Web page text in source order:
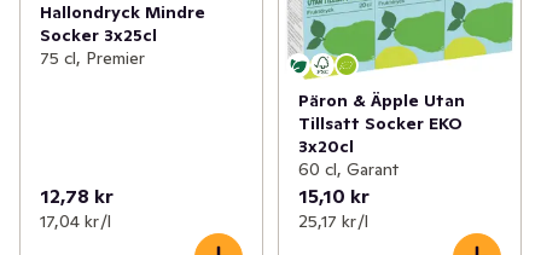
Hallondryck Mindre
Socker 3x25cl
75 cl, Premier
12,78 kr
17,04 kr /l
Päron & Äpple Utan
Tillsatt Socker EKO
3x20cl
60 cl, Garant
15,10 kr
25,17 kr /l